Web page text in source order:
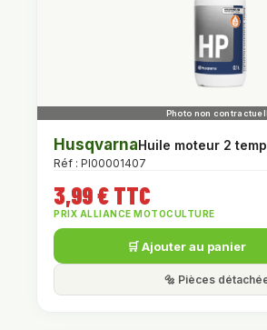
HusqvarnaHuile moteur 2
Réf : PI00001407
3,99 € TTC
PRIX ALLIANCE MOTOCULTURE
🛒 Ajouter au panier
🔩 Pièces